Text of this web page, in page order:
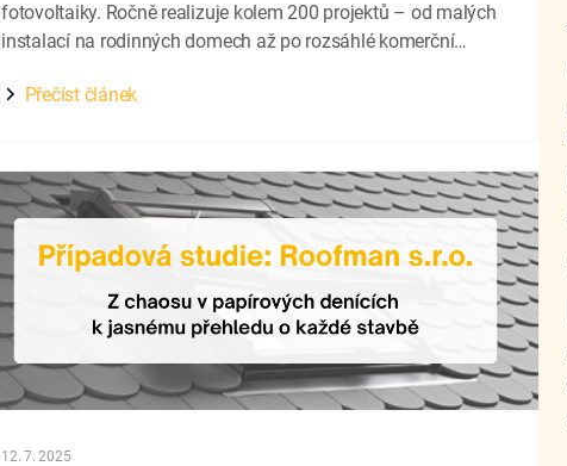
fotovoltaiky. Ročně realizuje kolem 200 projektů – od malých
instalací na rodinných domech až po rozsáhlé komerční
až po finální realizaci, je důležitá rychlost, efektivita a
Přečíst článek
12. 7. 2025